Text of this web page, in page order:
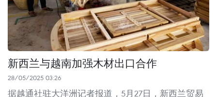
新西兰与越南加强木材出口合作
28/05/2025 03:26
据越通社驻大洋洲记者报道，5月27日，新西兰贸易